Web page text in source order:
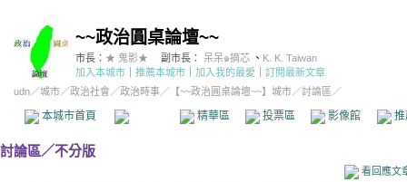
~~政治圓桌論壇~~
市長： ★ 鬼影★ 副市長： 呆呆๑摘芯 、 K. K. Taiwan
加入本城市
推薦本城市 加入我的最愛
訂閱最新文章
udn／城市／政治社會 ／政治時事／ 【~~政治圓桌論壇~~】城市／討論區／
本城市首頁 精華區 投票區 影像館
討論區／不分版
看回應文